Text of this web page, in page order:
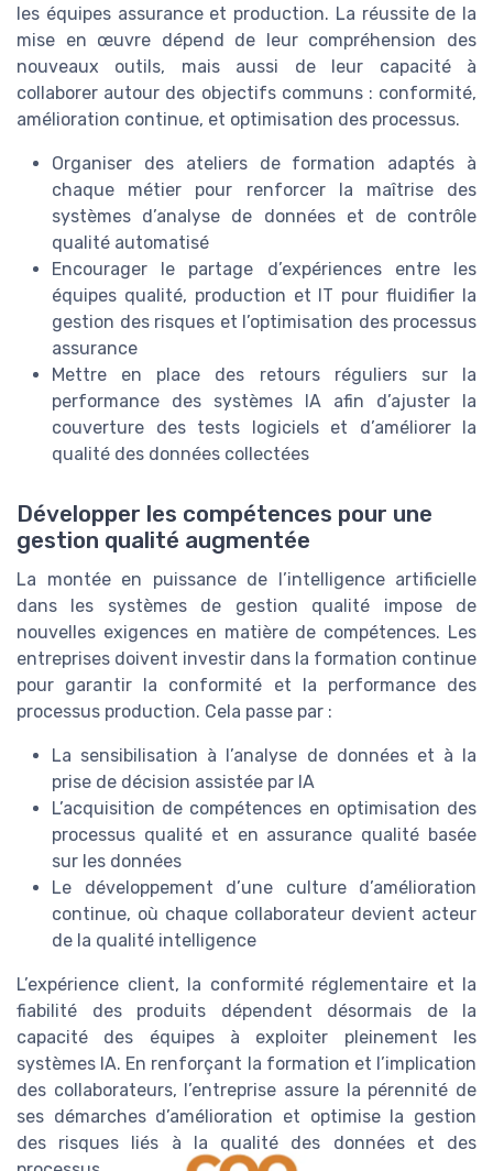
les équipes assurance et production. La réussite de la
mise en œuvre dépend de leur compréhension des
nouveaux outils, mais aussi de leur capacité à
collaborer autour des objectifs communs : conformité,
amélioration continue, et optimisation des processus.
Organiser des ateliers de formation adaptés à
chaque métier pour renforcer la maîtrise des
systèmes d’analyse de données et de contrôle
qualité automatisé
Encourager le partage d’expériences entre les
équipes qualité, production et IT pour fluidifier la
gestion des risques et l’optimisation des processus
assurance
Mettre en place des retours réguliers sur la
performance des systèmes IA afin d’ajuster la
couverture des tests logiciels et d’améliorer la
qualité des données collectées
Développer les compétences pour une
gestion qualité augmentée
La montée en puissance de l’intelligence artificielle
dans les systèmes de gestion qualité impose de
nouvelles exigences en matière de compétences. Les
entreprises doivent investir dans la formation continue
pour garantir la conformité et la performance des
processus production. Cela passe par :
La sensibilisation à l’analyse de données et à la
prise de décision assistée par IA
L’acquisition de compétences en optimisation des
processus qualité et en assurance qualité basée
sur les données
Le développement d’une culture d’amélioration
continue, où chaque collaborateur devient acteur
de la qualité intelligence
L’expérience client, la conformité réglementaire et la
fiabilité des produits dépendent désormais de la
capacité des équipes à exploiter pleinement les
systèmes IA. En renforçant la formation et l’implication
des collaborateurs, l’entreprise assure la pérennité de
ses démarches d’amélioration et optimise la gestion
des risques liés à la qualité des données et des